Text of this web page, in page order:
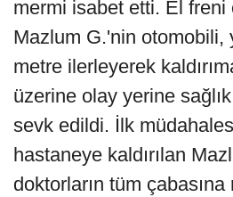
mermi isabet etti. El freni
Mazlum G.'nin otomobili,
metre ilerleyerek
üzerine olay yerine
sevk edildi. İlk
hastaneye kaldırılan
doktorların tüm çabasına